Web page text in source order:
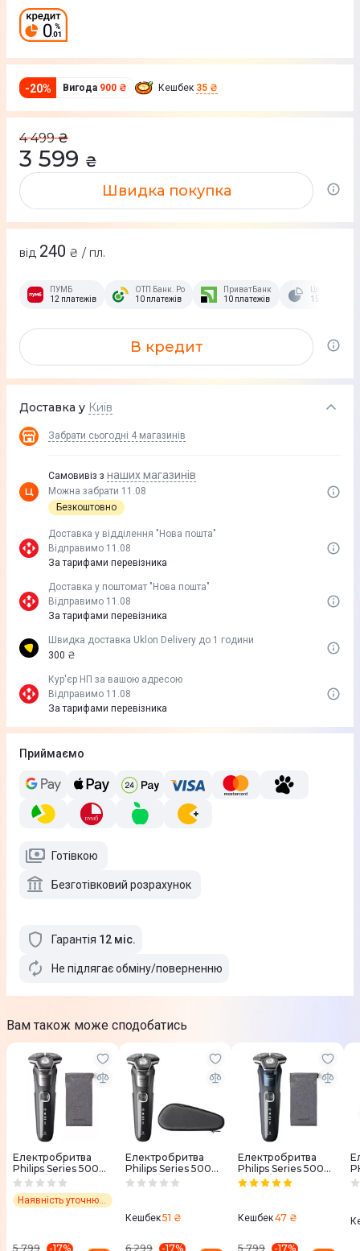
-20% Вигода 900 ₴ Кешбек 35 ₴
4 499 ₴
3 599 ₴
Швидка покупка
від 240 ₴ / пл.
ПУМБ
12 платежів
ОТП Банк. Розстрочка Скибочка.
10 платежів
ПриватБанк
10 платежів
15 платежів
В кредит
Доставка у Київ
Забрати сьогодні 4 магазинів
Самовивіз з наших магазинів
Можна забрати 11.08
Безкоштовно
Доставка у вiддiлення "Нова пошта"
Відправимо 11.08
За тарифами перевізника
Доставка у поштомат "Нова пошта"
Відправимо 11.08
За тарифами перевізника
Швидка доставка Uklon Delivery до 1 години
300 ₴
Кур'єр НП за вашою адресою
Відправимо 11.08
За тарифами перевізника
Приймаємо
Готівкою
Безготівковий розрахунок
Гарантія 12 міс.
Не підлягає обміну/поверненню
Вам також може сподобатись
Електробритва
Philips Series 5000
S5887/10
Наявність уточнює менеджер
5 799 -17%
Електробритва
Philips Series 5000
S5887/30
Кешбек51 ₴
6 299 -17%
Електробритва
Philips Series 5000
S5885/10
Кешбек47 ₴
5 799 -17%